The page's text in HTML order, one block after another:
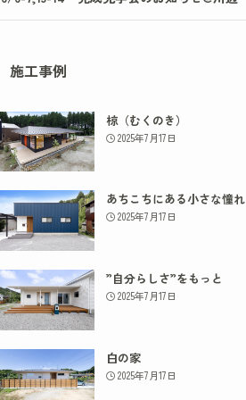
施工事例
椋（むくのき）
2025年7月17日
あちこちにある小さな憧れ
2025年7月17日
”自分らしさ”をもっと
2025年7月17日
白の家
2025年7月17日